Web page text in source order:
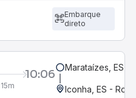
Embarque
direto
10:06 Marataízes, ES
Iconha, ES -